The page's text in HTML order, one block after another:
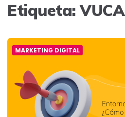
Etiqueta:VUCA
MARKETING DIGITAL